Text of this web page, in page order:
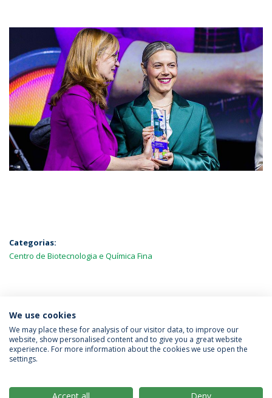
Categorias:
Centro de Biotecnologia e Química Fina
MAIS NOTÍCIAS
Política de Privacidade
Termos & Condições
We use cookies
We may place these for analysis of our visitor data, to improve our
website, show personalised content and to give you a great website
experience. For more information about the cookies we use open the
settings.